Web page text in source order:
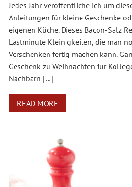
Jedes Jahr veröffentliche ich um
Anleitungen für kleine Geschenke
eigenen Küche. Dieses Bacon-Salz
Lastminute Kleinigkeiten, die man
Verschenken fertig machen kann.
Geschenk zu Weihnachten für
Nachbarn […]
READ MORE